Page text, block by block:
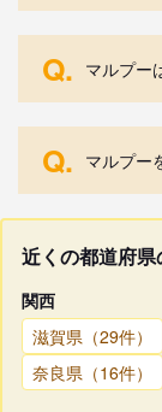
Q. マルプー
Q. マルプー
近くの都道府
関西
滋賀県（29件）
奈良県（16件）